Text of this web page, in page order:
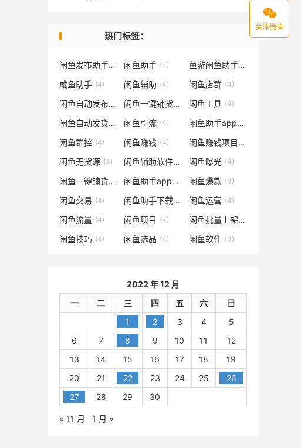
热门标签：
闲鱼发布助手 闲鱼助手 (4) 鱼游闲鱼助手
咸鱼助手 (4) 闲鱼辅助 (4) 闲鱼店群 (4)
闲鱼自动发布软件 (4) 闲鱼一键铺货 闲鱼工具 (4)
闲鱼自动发货 闲鱼引流 (4) 闲鱼助手app
闲鱼群控 (4) 闲鱼赚钱 (4) 闲鱼赚钱项目
闲鱼无货源 (4) 闲鱼辅助软件 闲鱼曝光 (4)
闲鱼一键铺货软件 (4) 闲鱼助手app下载 (4)
闲鱼爆款 (4)
闲鱼交易 (4) 闲鱼助手下载 闲鱼运营 (4)
闲鱼流量 (4) 闲鱼项目 (4) 闲鱼批量上架
闲鱼技巧 (4) 闲鱼选品 (4) 闲鱼软件 (4)
2022 年 12 月
一
二 三 四 五 六
日
1
2 3 4
5
6
7 8 9 10 11
12
13
14 15 16 17 18
19
20
21 22 23 24 25
26
27
28 29 30
« 11 月 1 月 »

关注微信